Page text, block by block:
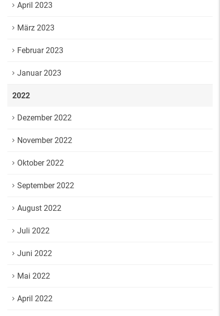
April 2023
März 2023
Februar 2023
Januar 2023
2022
Dezember 2022
November 2022
Oktober 2022
September 2022
August 2022
Juli 2022
Juni 2022
Mai 2022
April 2022